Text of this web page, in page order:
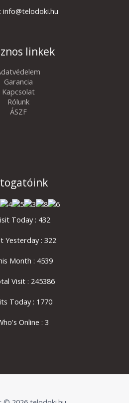
info@telodoki.hu
linkek
Garancia
Kapcsolat
Rólunk
ÁSZF
Today : 432
Yesterday : 322
Month : 4539
Visit : 245386
Today : 1770
Online : 3